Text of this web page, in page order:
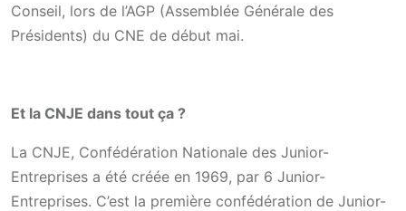
Conseil, lors de l’AGP (Assemblée Générale des
Présidents) du CNE de début mai.
Et la CNJE dans tout ça ?
La CNJE, Confédération Nationale des Junior-
Entreprises a été créée en 1969, par 6 Junior-
Entreprises. C’est la première confédération de Junior-